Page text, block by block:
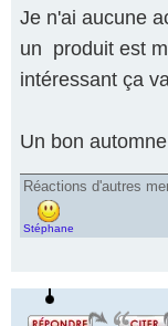
Je n'ai aucune
un produit est
intéressant ça
Un bon
Réactions d'autres
Stéphane